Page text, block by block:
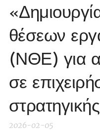
θέσεων
(ΝΘΕ) για
σε
2026-02-05